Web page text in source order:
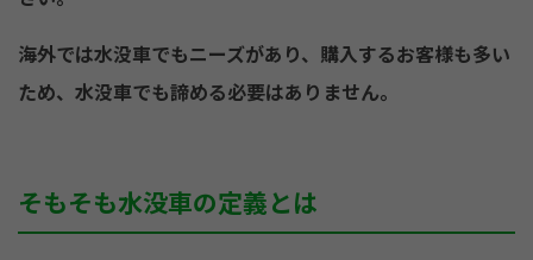
海外では水没車でもニーズがあり、購入するお客様も多い
ため、水没車でも諦める必要はありません。
そもそも水没車の定義とは